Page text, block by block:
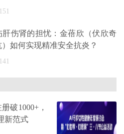
肝伤肾的担忧：金蓓欣（伏欣奇
）如何实现精准安全抗炎？
破1000+，
新范式